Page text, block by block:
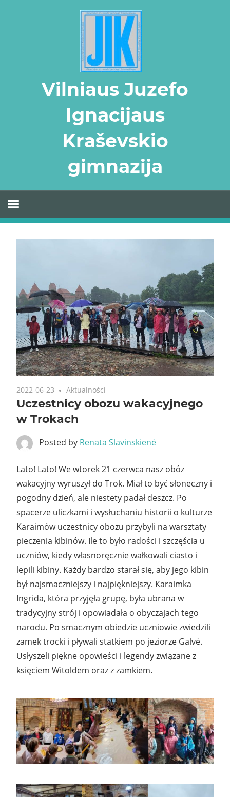
Vilniaus Juzefo
Ignacijaus
Kraševskio
gimnazija
2022-06-23 Aktualności
Uczestnicy obozu wakacyjnego
w Trokach
Posted by Renata Slavinskienė
Lato! Lato! We wtorek 21 czerwca nasz obóz
wakacyjny wyruszył do Trok. Miał to być słoneczny i
pogodny dzień, ale niestety padał deszcz. Po
spacerze uliczkami i wysłuchaniu historii o kulturze
Karaimów uczestnicy obozu przybyli na warsztaty
pieczenia kibinów. Ile to było radości i szczęścia u
uczniów, kiedy własnoręcznie wałkowali ciasto i
lepili kibiny. Każdy bardzo starał się, aby jego kibin
był najsmaczniejszy i najpiękniejszy. Karaimka
Ingrida, która przyjęła grupę, była ubrana w
tradycyjny strój i opowiadała o obyczajach tego
narodu. Po smacznym obiedzie uczniowie zwiedzili
zamek trocki i pływali statkiem po jeziorze Galvė.
Usłyszeli piękne opowieści i legendy związane z
księciem Witoldem oraz z zamkiem.